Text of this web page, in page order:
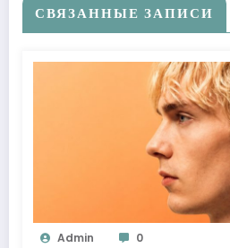
СВЯЗАННЫЕ ЗАПИСИ
Admin 0